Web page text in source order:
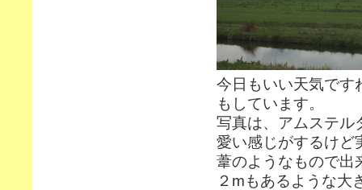
今日もいい天気です
もしています。
写真は、アムステル
愛い感じがするけど
葦のようなもので出
２mもあるような大